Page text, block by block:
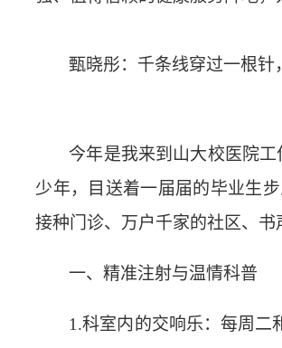
甄晓彤： 千条线穿过一根针
今年是我来到山大校医院工
少年，目送着一届届的毕业生
接种门诊、万户千家的社区、
一、精准注射与温情科普
1.科室内的交响乐： 每周二